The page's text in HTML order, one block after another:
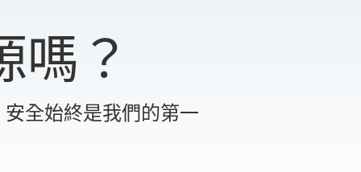
嗎？
全始終是我們的第一